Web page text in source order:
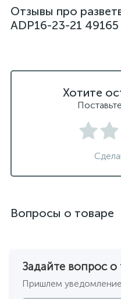
Отзывы про
ADP16-23-21 49165
Хотите
Вопросы о товаре
Задайте вопрос о
Пришлем